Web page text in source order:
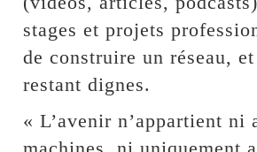
stages et projets
de construire un réseau,
restant dignes.
« L’avenir n’appartient ni